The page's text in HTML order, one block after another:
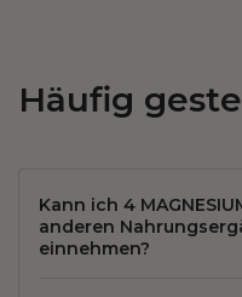
Häufig
Kann ich 4
anderen
einnehmen?